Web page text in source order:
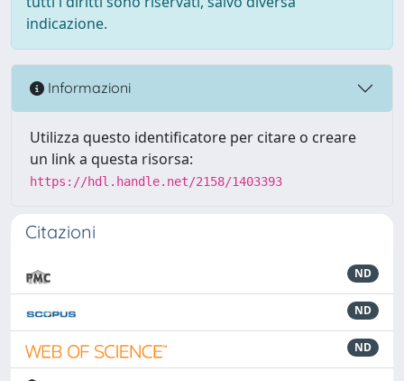
indicazione.
Informazioni
Utilizza questo identificatore per citare o creare
un link a questa risorsa:
https://hdl.handle.net/2158/1403393
Citazioni
ND
ND
ND